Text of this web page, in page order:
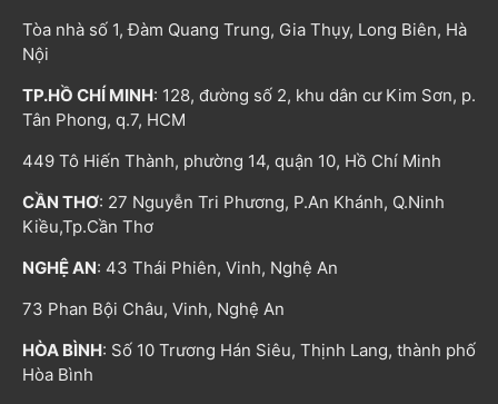
Tòa nhà số 1, Đàm Quang Trung, Gia Thụy, Long Biên, Hà
Nội
TP.HỒ CHÍ MINH: 128, đường số 2, khu dân cư Kim Sơn, p.
Tân Phong, q.7, HCM
449 Tô Hiến Thành, phường 14, quận 10, Hồ Chí Minh
CẦN THƠ: 27 Nguyễn Tri Phương, P.An Khánh, Q.Ninh
Kiều,Tp.Cần Thơ
NGHỆ AN: 43 Thái Phiên, Vinh, Nghệ An
73 Phan Bội Châu, Vinh, Nghệ An
HÒA BÌNH: Số 10 Trương Hán Siêu, Thịnh Lang, thành phố
Hòa Bình